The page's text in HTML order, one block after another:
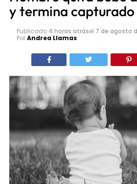
y termina capturado
Publicado 4 horas atrásel 7 de agosto
PorAndrea Llamas